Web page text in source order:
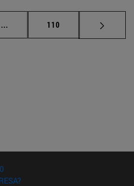
... Páginas intermedias Use TAB para
Página
110